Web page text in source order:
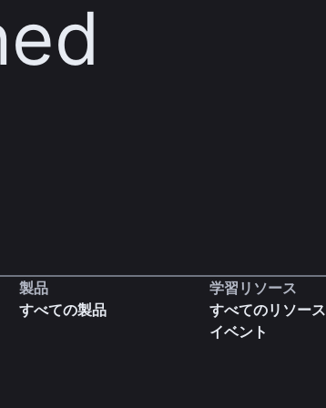
製品
すべての製品
学習リソース
すべてのリソース
イベント